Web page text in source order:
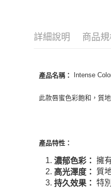
詳細說明 商品
產品名稱： Intense
此款唇蜜色彩飽和，質
產品特性：
濃郁色彩： 擁
高光澤度：
質
持久效果： 特